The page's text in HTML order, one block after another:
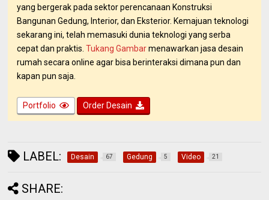
yang bergerak pada sektor perencanaan Konstruksi
Bangunan Gedung, Interior, dan Eksterior. Kemajuan teknologi
sekarang ini, telah memasuki dunia teknologi yang serba
cepat dan praktis.Tukang Gambarmenawarkan jasa desain
rumah secara online agar bisa berinteraksi dimana pun dan
kapan pun saja.
Portfolio Order Desain
LABEL: Desain 67 Gedung 5 Video 21
SHARE: